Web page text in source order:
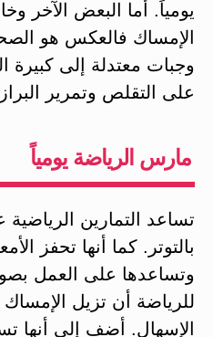
يومياً. أما البعض الآخر
الإمساك فالعكس هو
وجبات معتدلة إلى كبيرة
على التقلص وتمرير
مارس الرياضة يومياً
تساعد التمارين
بالتوتر. كما أنها تحفز
وتساعدها على العمل
للرياضة أن تزيل
الإسهال. أضف إلى أنها